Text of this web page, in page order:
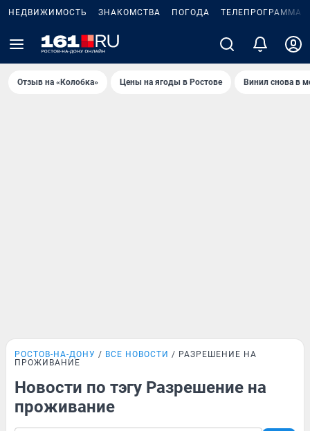
НЕДВИЖИМОСТЬ ЗНАКОМСТВА ПОГОДА ТЕЛЕПРОГРАММА
Отзыв на «Колобка» Цены на ягоды в Ростове Винил снова в
РОСТОВ-НА-ДОНУ ВСЕ НОВОСТИ
РАЗРЕШЕНИЕ НА
ПРОЖИВАНИЕ
Новости по тэгу Разрешение на
проживание